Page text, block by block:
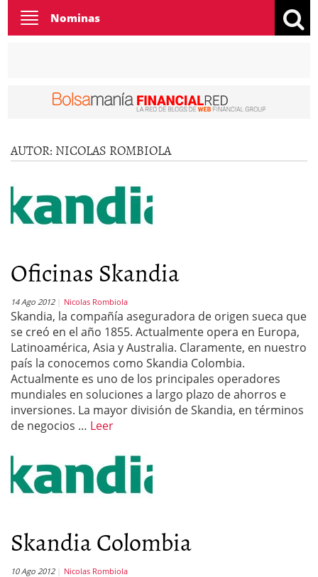
Toggle
navigation
Nominas
AUTOR: NICOLAS ROMBIOLA
Oficinas Skandia
14 Ago 2012 Nicolas Rombiola
Skandia, la compañía aseguradora de origen sueca que
se creó en el año 1855. Actualmente opera en Europa,
Latinoamérica, Asia y Australia. Claramente, en nuestro
país la conocemos como Skandia Colombia.
Actualmente es uno de los principales operadores
mundiales en soluciones a largo plazo de ahorros e
inversiones. La mayor división de Skandia, en términos
de negocios … Leer
Skandia Colombia
10 Ago 2012 Nicolas Rombiola